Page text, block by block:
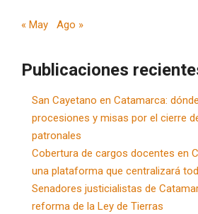
« May Ago »
Publicaciones
San Cayetano en Catamarca:
procesiones y misas por el cierre
patronales
Cobertura de cargos docentes en
una plataforma que centralizará
Senadores justicialistas de
reforma de la Ley de Tierras